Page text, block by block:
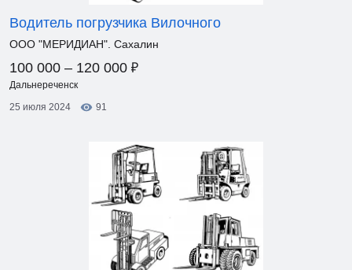
Водитель погрузчика Вилочного
ООО "МЕРИДИАН". Сахалин
100 000 – 120 000 ₽
Дальнереченск
25 июля 2024
91